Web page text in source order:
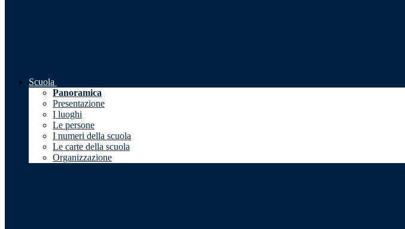
Scuola
Panoramica
Presentazione
I luoghi
Le persone
I numeri della scuola
Le carte della scuola
Organizzazione